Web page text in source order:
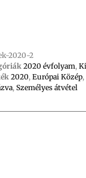
2020-2
2020 évfolyam,
2020, Európai Közép,
, Személyes átvétel